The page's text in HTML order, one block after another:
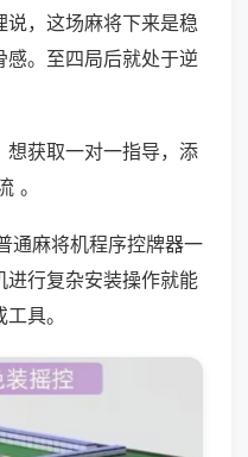
，这场麻将下来是稳
感。至四局后就处于逆
想获取一对一指导，添
。
通麻将机程序控牌器一
进行复杂安装操作就能
具。